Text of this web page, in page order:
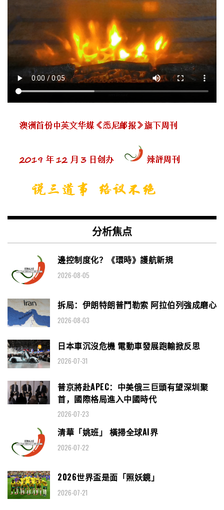
分析焦点
邊控制度化？《環時》護航新規
2026-08-05
拆局：伊朗特朗普鬥勒索 阿拉伯列強成磨心
2026-08-03
日本車沉沒危機 電動車發展跑輸掀反思
2026-07-31
普京將赴APEC：中美俄三巨頭有望深圳聚
首，國際格局進入中國時代
2026-07-23
清華「姚班」 橫掃全球AI界
2026-07-22
2026世界盃是面「照妖鏡」
2026-07-21